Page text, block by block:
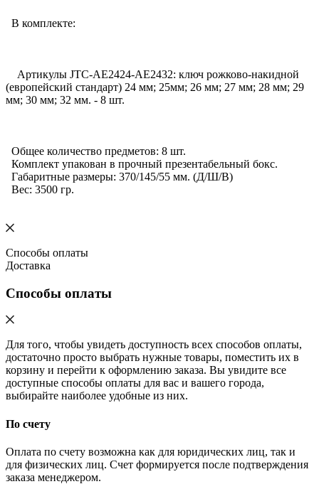
В комплекте:
Артикулы JTC-АЕ2424-АЕ2432: ключ рожково-накидной
(европейский стандарт) 24 мм; 25мм; 26 мм; 27 мм; 28 мм; 29
мм; 30 мм; 32 мм. - 8 шт.
Общее количество предметов: 8 шт.
Комплект упакован в прочный презентабельный бокс.
Габаритные размеры: 370/145/55 мм. (Д/Ш/В)
Вес: 3500 гр.
Способы оплаты
Доставка
Способы оплаты
Для того, чтобы увидеть доступность всех способов оплаты,
достаточно просто выбрать нужные товары, поместить их в
корзину и перейти к оформлению заказа. Вы увидите все
доступные способы оплаты для вас и вашего города,
выбирайте наиболее удобные из них.
По счету
Оплата по счету возможна как для юридических лиц, так и
для физических лиц. Счет формируется после подтверждения
заказа менеджером.